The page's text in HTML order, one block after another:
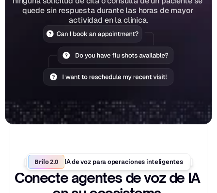
quede sin respuesta durante las horas de mayor
actividad en la clínica.
Brilo 2.0 IA de voz para operaciones inteligentes
Conecte agentes de voz de IA